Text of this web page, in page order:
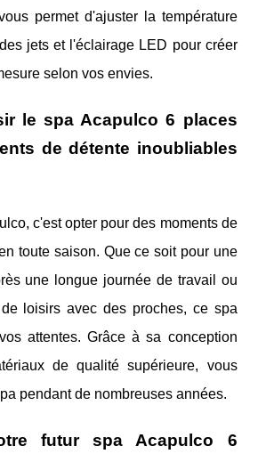
permet d'ajuster la température
jets et l'éclairage LED pour créer
selon vos envies.
le spa Acapulco 6 places
de détente inoubliables
c'est opter pour des moments de
toute saison. Que ce soit pour une
une longue journée de travail ou
loisirs avec des proches, ce spa
attentes. Grâce à sa conception
de qualité supérieure, vous
pendant de nombreuses années.
futur spa Acapulco 6